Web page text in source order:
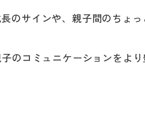
のサインや、親子間のちょっ
のコミュニケーションをよ